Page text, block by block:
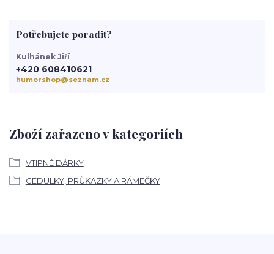
Zboží zařazeno v kategoriích
VTIPNÉ DÁRKY
CEDULKY, PRŮKAZKY A RÁMEČKY
Potřebujete poradit?
Kulhánek Jiří
+420 608410621
humorshop@seznam.cz